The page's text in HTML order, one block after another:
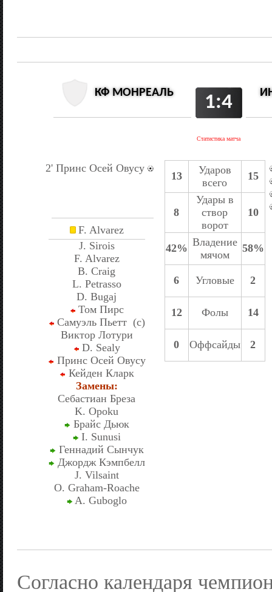
КФ МОНРЕАЛЬ 1:4
Статистика матча
2' Принс Осей Овусу
F. Alvarez
J. Sirois
F. Alvarez
B. Craig
L. Petrasso
D. Bugaj
Том Пирс
Самуэль Пьетт (c)
Виктор Лотури
D. Sealy
Принс Осей Овусу
Кейден Кларк
Замены:
Себастиан Бреза
K. Opoku
Брайс Дьюк
I. Sunusi
Геннадий Сынчук
Джордж Кэмпбелл
J. Vilsaint
O. Graham-Roache
A. Guboglo
13
Ударов
всего
15
8
Удары в
створ
ворот
10
42% Владение
мячом
58%
6 Угловые 2
12 Фолы 14
0 Оффсайды 2
Согласно календаря